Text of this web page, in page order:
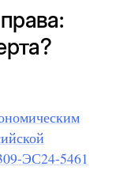
ЭС24-5461